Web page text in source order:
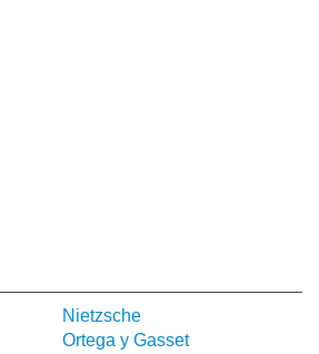
Nietzsche
Ortega y Gasset